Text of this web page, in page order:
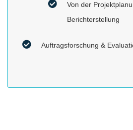
Von der
Berichterstellung
Auftragsforschung &